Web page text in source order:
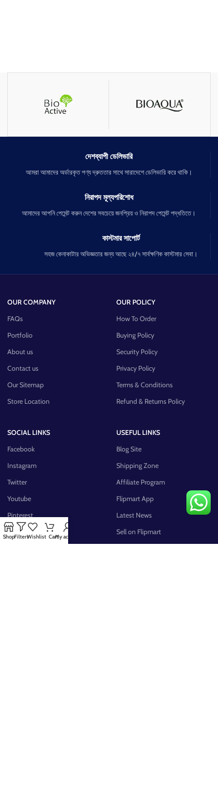
দেশব্যাপী ডেলিভারি
আমরা আমাদের অর্ডারকৃত পণ্য দ্রুততার সাথে সারাদেশে ডেলিভারি করে থাকি।
নিরাপদ মূল্যপরিশোধ
আমাদের আপনি পেমেন্ট করুন দেশের সবচেয়ে জনপ্রিয় ও নিরাপদ পেমেন্ট পদ্ধতিতে।
কাস্টমার সাপোর্ট
সহজ কেনাকাটার অভিজ্ঞতার জন্য আছে ২৪/৭ সার্বক্ষণিক কাস্টমার সেবা।
OUR COMPANY
FAQs
Portfolio
About us
Contact us
Our Sitemap
Store Location
OUR POLICY
How To Order
Buying Policy
Security Policy
Privacy Policy
Terms & Conditions
Refund & Returns Policy
SOCIAL LINKS
Facebook
Instagram
Twitter
Youtube
Pinterest
FB Group
USEFUL LINKS
Blog Site
Shipping Zone
Affiliate Program
Flipmart App
Latest News
Sell on Flipmart
ShopFiltersWishlist CartMy account